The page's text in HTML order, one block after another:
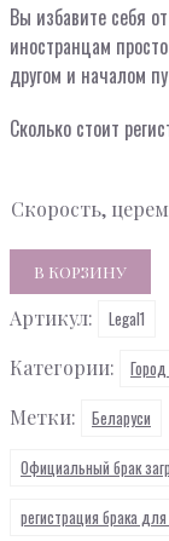
Вы избавите себя
иностранцам
другом и началом
Сколько стоит
Скорость,
Количество
товара
Брак
Тбилиси
для
иностранцев
В КОРЗИНУ
Артикул: Legal1
Категории:
Метки: Беларуси
Официальный брак
регистрация брака